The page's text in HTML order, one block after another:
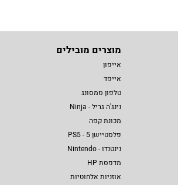
מוצרים מובילים
אייפון
אייפד
טלפון סמסונג
נינג'ה גריל - Ninja
מכונת קפה
פלסטיישן 5 - PS5
נינטנדו - Nintendo
מדפסת HP
אוזניות אלחוטיות